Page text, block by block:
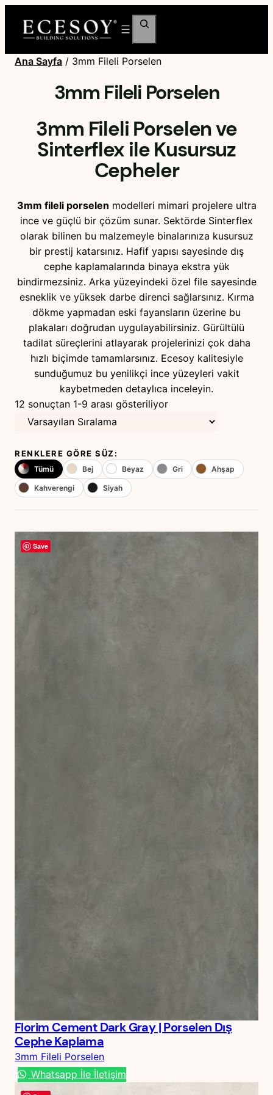
Ara
Ana Sayfa / 3mm Fileli Porselen
3mm Fileli Porselen
3mm Fileli Porselen ve
Sinterflex ile Kusursuz
Cepheler
3mm fileli porselen modelleri mimari projelere ultra
ince ve güçlü bir çözüm sunar. Sektörde Sinterflex
olarak bilinen bu malzemeyle binalarınıza kusursuz
bir prestij katarsınız. Hafif yapısı sayesinde dış
cephe kaplamalarında binaya ekstra yük
bindirmezsiniz. Arka yüzeyindeki özel file sayesinde
esneklik ve yüksek darbe direnci sağlarsınız. Kırma
dökme yapmadan eski fayansların üzerine bu
plakaları doğrudan uygulayabilirsiniz. Gürültülü
tadilat süreçlerini atlayarak projelerinizi çok daha
hızlı biçimde tamamlarsınız. Ecesoy kalitesiyle
sunduğumuz bu yenilikçi ince yüzeyleri vakit
kaybetmeden detaylıca inceleyin.
12 sonuçtan 1-9 arası gösteriliyor
RENKLERE GÖRE SÜZ:
Tümü Bej Beyaz Gri Ahşap
Kahverengi Siyah
Save
Florim Cement Dark Gray | Porselen Dış
Cephe Kaplama
3mm Fileli Porselen
Whatsapp İle İletişim